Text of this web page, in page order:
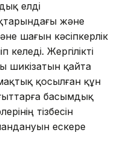
елді
және
шағын кәсіпкерлік
Жергілікті
шикізатын қайта
қосылған құн
басымдық
тізбесін
ескере